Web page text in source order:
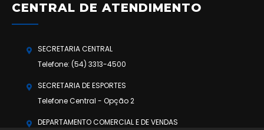
CENTRAL DE ATENDIMENTO
SECRETARIA CENTRAL
Telefone: (54) 3313-4500
SECRETARIA DE ESPORTES
Telefone Central - Opção 2
DEPARTAMENTO COMERCIAL E DE VENDAS